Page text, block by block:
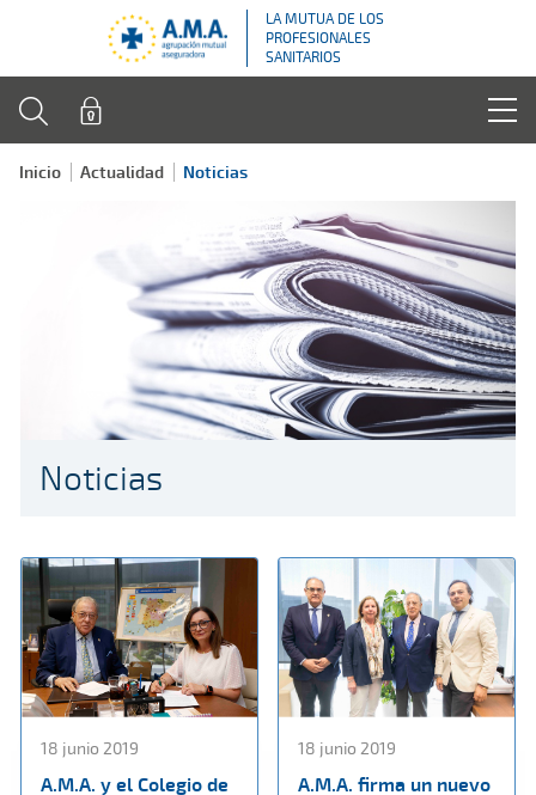
LA MUTUA DE LOS
PROFESIONALES
SANITARIOS
Inicio Actualidad Noticias
Noticias
18 junio 2019
A.M.A. y el Colegio de
18 junio 2019
A.M.A. firma un nuevo